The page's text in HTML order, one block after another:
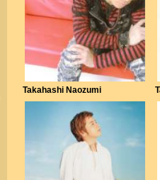
Takahashi Naozumi